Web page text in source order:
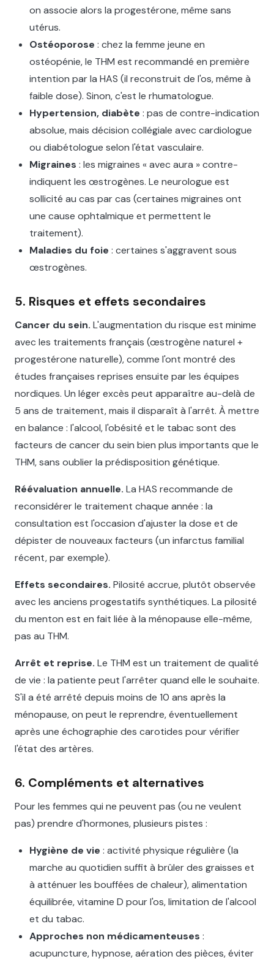
on associe alors la progestérone, même sans
utérus.
Ostéoporose : chez la femme jeune en
ostéopénie, le THM est recommandé en première
intention par la HAS (il reconstruit de l'os, même à
faible dose). Sinon, c'est le rhumatologue.
Hypertension, diabète : pas de contre-indication
absolue, mais décision collégiale avec cardiologue
ou diabétologue selon l'état vasculaire.
Migraines : les migraines « avec aura » contre-
indiquent les œstrogènes. Le neurologue est
sollicité au cas par cas (certaines migraines ont
une cause ophtalmique et permettent le
traitement).
Maladies du foie : certaines s'aggravent sous
œstrogènes.
5. Risques et effets secondaires
Cancer du sein. L'augmentation du risque est minime
avec les traitements français (œstrogène naturel +
progestérone naturelle), comme l'ont montré des
études françaises reprises ensuite par les équipes
nordiques. Un léger excès peut apparaître au-delà de
5 ans de traitement, mais il disparaît à l'arrêt. À mettre
en balance : l'alcool, l'obésité et le tabac sont des
facteurs de cancer du sein bien plus importants que le
THM, sans oublier la prédisposition génétique.
Réévaluation annuelle. La HAS recommande de
reconsidérer le traitement chaque année : la
consultation est l'occasion d'ajuster la dose et de
dépister de nouveaux facteurs (un infarctus familial
récent, par exemple).
Effets secondaires. Pilosité accrue, plutôt observée
avec les anciens progestatifs synthétiques. La pilosité
du menton est en fait liée à la ménopause elle-même,
pas au THM.
Arrêt et reprise. Le THM est un traitement de qualité
de vie : la patiente peut l'arrêter quand elle le souhaite.
S'il a été arrêté depuis moins de 10 ans après la
ménopause, on peut le reprendre, éventuellement
après une échographie des carotides pour vérifier
l'état des artères.
6. Compléments et alternatives
Pour les femmes qui ne peuvent pas (ou ne veulent
pas) prendre d'hormones, plusieurs pistes :
Hygiène de vie : activité physique régulière (la
marche au quotidien suffit à brûler des graisses et
à atténuer les bouffées de chaleur), alimentation
équilibrée, vitamine D pour l'os, limitation de l'alcool
et du tabac.
Approches non médicamenteuses :
acupuncture, hypnose, aération des pièces, éviter